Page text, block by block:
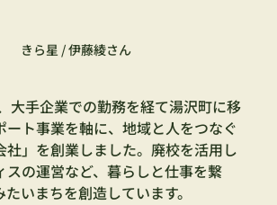
きら星 / 伊藤綾さん
大手企業での勤務を経て湯沢町に移
ート事業を軸に、地域と人をつなぐ
社」を創業しました。廃校を活用し
スの運営など、暮らしと仕事を繋
いまちを創造しています。